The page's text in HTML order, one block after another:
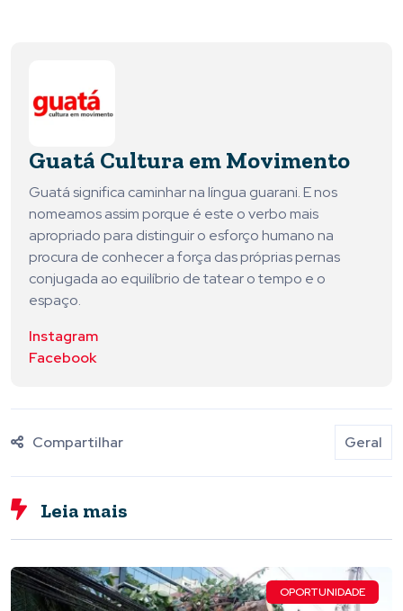
Guatá Cultura em Movimento
Guatá significa caminhar na língua guarani. E nos
nomeamos assim porque é este o verbo mais
apropriado para distinguir o esforço humano na
procura de conhecer a força das próprias pernas
conjugada ao equilíbrio de tatear o tempo e o
espaço.
Instagram
Facebook
Compartilhar Geral
Leia mais
OPORTUNIDADE